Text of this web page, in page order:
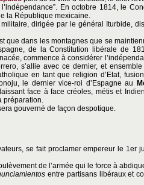
En octobre 1814, le
la République mexicaine.
dirigée par le général Iturbide,
que dans les montagnes que se
de la Constitution libérale de
commence à considérer
s’allie avec ce dernier, et
en tant que religion d’Etat,
le dernier vice-roi d’Espagne au
face à face créoles, métis et
préparation.
gouverné de façon despotique.
se fait proclamer empereur le 1er
de l’armée qui le force à
entre partisans libéraux et